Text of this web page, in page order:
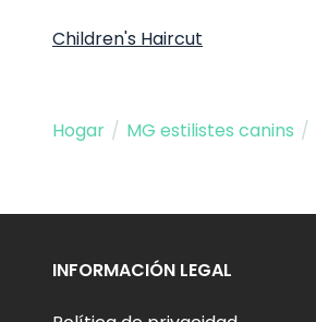
Children's Haircut
Hogar / MG estilistes canins /
INFORMACIÓN LEGAL